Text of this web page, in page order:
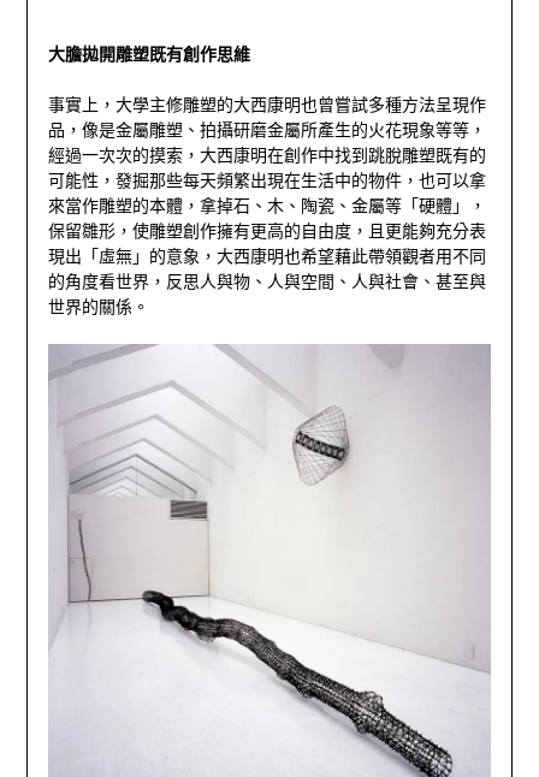
大膽拋開雕塑既有創作思維
事實上，大學主修雕塑的大西康明也曾嘗試多種方法呈現作
品，像是金屬雕塑、拍攝研磨金屬所產生的火花現象等等，
經過一次次的摸索，大西康明在創作中找到跳脫雕塑既有的
可能性，發掘那些每天頻繁出現在生活中的物件，也可以拿
來當作雕塑的本體，拿掉石、木、陶瓷、金屬等「硬體」，
保留雛形，使雕塑創作擁有更高的自由度，且更能夠充分表
現出「虛無」的意象，大西康明也希望藉此帶領觀者用不同
的角度看世界，反思人與物、人與空間、人與社會、甚至與
世界的關係。